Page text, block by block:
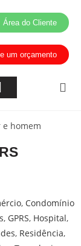
Área do Cliente
um orçamento
, Condomínio
, GPRS, Hospital,
, Residência,